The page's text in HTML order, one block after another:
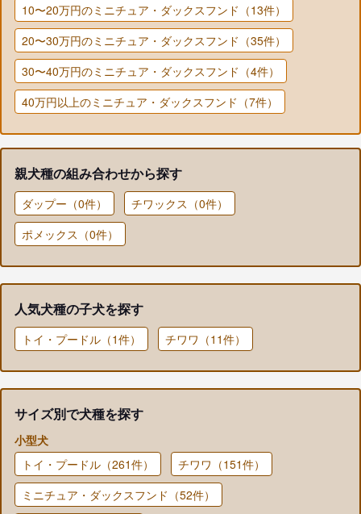
10〜20万円のミニチュア・ダックスフンド（13件）
20〜30万円のミニチュア・ダックスフンド（35件）
30〜40万円のミニチュア・ダックスフンド（4件）
40万円以上のミニチュア・ダックスフンド（7件）
親犬種の組み合わせから探す
ダップー（0件）
チワックス（0件）
ポメックス（0件）
人気犬種の子犬を探す
トイ・プードル（1件） チワワ（11件）
サイズ別で犬種を探す
小型犬
トイ・プードル（261件）
チワワ（151件）
ミニチュア・ダックスフンド（52件）